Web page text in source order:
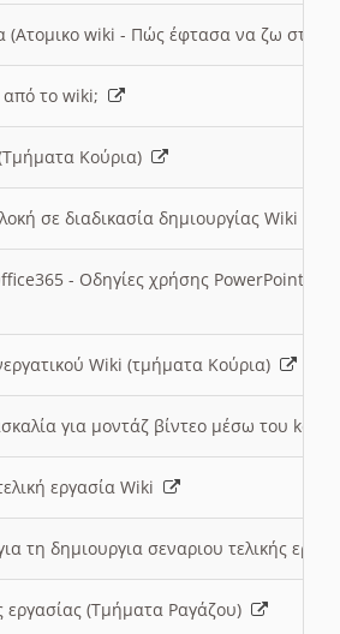
(Ατομικο wiki - Πώς έφτασα να ζω στην
από το wiki;
Κούρια)
σε διαδικασία δημιουργίας Wiki
- Οδηγίες χρήσης PowerPoint
Wiki (τμήματα Κούρια)
για μοντάζ βίντεο μέσω του
εργασία Wiki
τη δημιουργια σεναριου τελικής
εργασίας (Τμήματα Ραγάζου)